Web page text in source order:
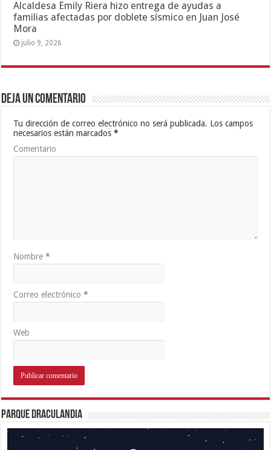
Alcaldesa Emily Riera hizo entrega de ayudas a
familias afectadas por doblete sísmico en Juan José
Mora
julio 9, 2026
Deja un comentario
Tu dirección de correo electrónico no será publicada. Los campos
necesarios están marcados*
Comentario
Nombre*
Correo electrónico*
Web
Parque Draculandia